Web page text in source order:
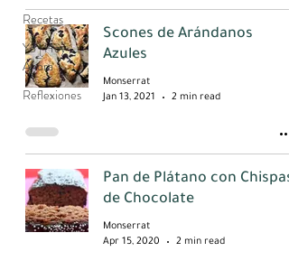
Recetas
Yo | Hoy -
Ahora
Reflexiones
Scones de Arándanos
Azules
Monserrat
Jan 13, 2021
2 min read
Pan de Plátano con Chispas
de Chocolate
Monserrat
Apr 15, 2020
2 min read